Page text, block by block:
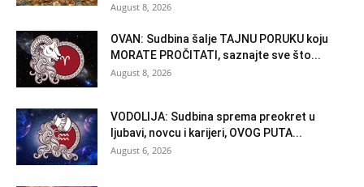
August 8, 2026
OVAN: Sudbina šalje TAJNU PORUKU koju
MORATE PROČITATI, saznajte sve što...
August 8, 2026
VODOLIJA: Sudbina sprema preokret u
ljubavi, novcu i karijeri, OVOG PUTA...
August 6, 2026